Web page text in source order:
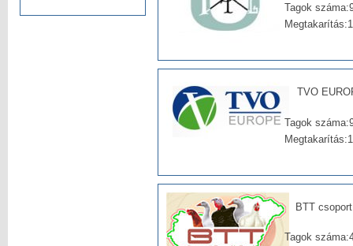
Tagok
TVO
Tagok
BTT
Tagok